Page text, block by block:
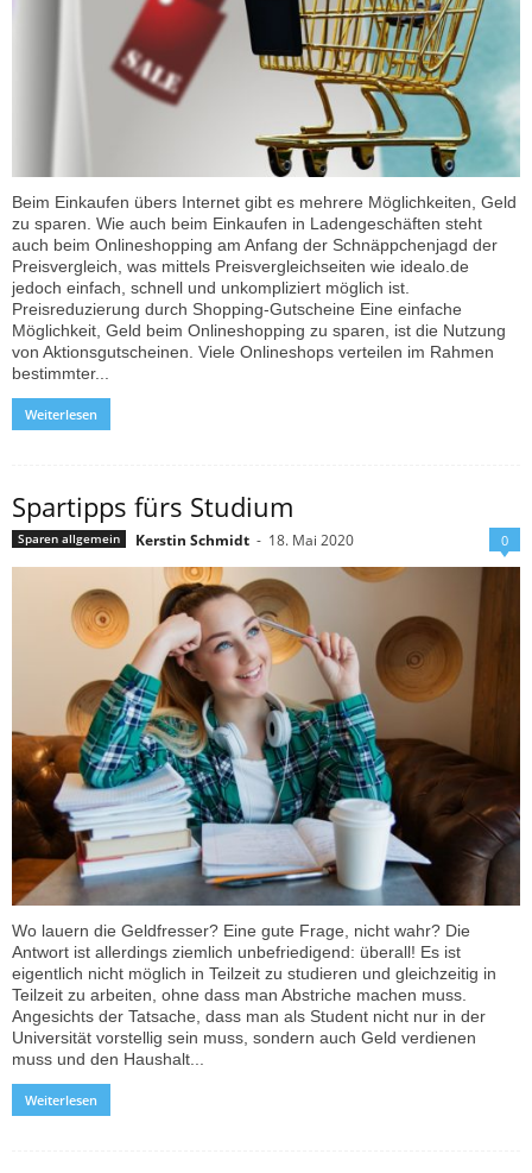
Beim Einkaufen übers Internet gibt es mehrere Möglichkeiten, Geld
zu sparen. Wie auch beim Einkaufen in Ladengeschäften steht
auch beim Onlineshopping am Anfang der Schnäppchenjagd der
Preisvergleich, was mittels Preisvergleichseiten wie idealo.de
jedoch einfach, schnell und unkompliziert möglich ist.
Preisreduzierung durch Shopping-Gutscheine Eine einfache
Möglichkeit, Geld beim Onlineshopping zu sparen, ist die Nutzung
von Aktionsgutscheinen. Viele Onlineshops verteilen im Rahmen
bestimmter...
Weiterlesen
Spartipps fürs Studium
Sparen allgemein Kerstin Schmidt - 18. Mai 2020 0
Wo lauern die Geldfresser? Eine gute Frage, nicht wahr? Die
Antwort ist allerdings ziemlich unbefriedigend: überall! Es ist
eigentlich nicht möglich in Teilzeit zu studieren und gleichzeitig in
Teilzeit zu arbeiten, ohne dass man Abstriche machen muss.
Angesichts der Tatsache, dass man als Student nicht nur in der
Universität vorstellig sein muss, sondern auch Geld verdienen
muss und den Haushalt...
Weiterlesen